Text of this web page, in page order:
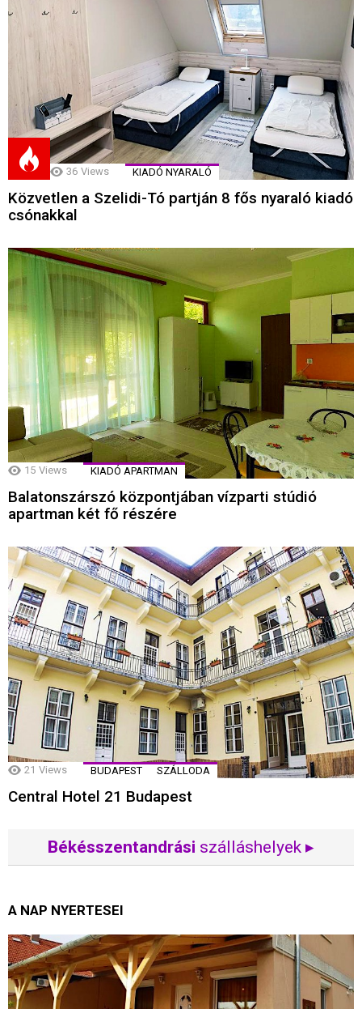
36 Views KIADÓ NYARALÓ
Közvetlen a Szelidi-Tó partján 8 fős nyaraló kiadó
csónakkal
15 Views KIADÓ APARTMAN
Balatonszárszó központjában vízparti stúdió
apartman két fő részére
21 Views BUDAPEST SZÁLLODA
Central Hotel 21 Budapest
Békésszentandrási szálláshelyek ▸
A NAP NYERTESEI